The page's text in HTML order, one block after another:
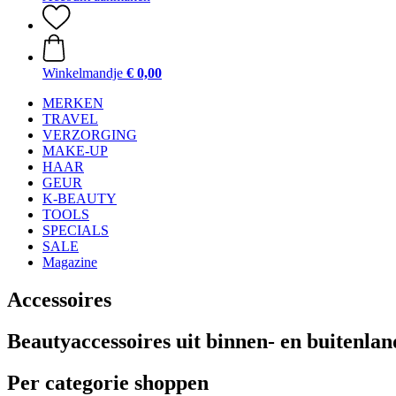
Winkelmandje € 0,00
MERKEN
TRAVEL
VERZORGING
MAKE-UP
HAAR
GEUR
K-BEAUTY
TOOLS
SPECIALS
SALE
Magazine
Accessoires
Beautyaccessoires uit binnen- en
Per categorie shoppen